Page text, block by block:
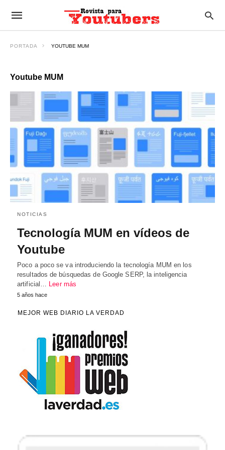
PORTADA YOUTUBE MUM
Youtube MUM
NOTICIAS
Tecnología MUM en vídeos de
Youtube
Poco a poco se va introduciendo la tecnología MUM en los
resultados de búsquedas de Google SERP, la inteligencia
artificial… Leer más
5 años hace
MEJOR WEB DIARIO LA VERDAD